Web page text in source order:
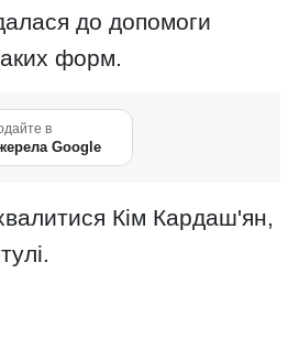
до допомоги
форм.
в
Google
Кім Кардаш'ян,